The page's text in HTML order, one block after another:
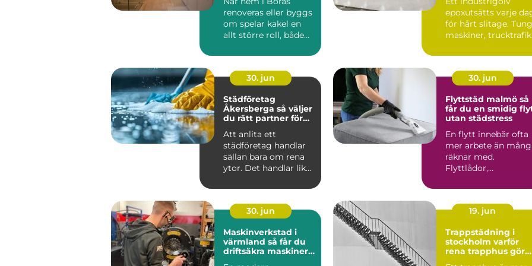
renoveras eller byggs
om spelar kakel en
allt större roll, både
epoxutsätts varje
för hårt slitage.
maskiner,
30. jun
Städföretag
Åkersberga så väljer
du rätt partner för
Att anlita ett
städföretag handlar
sällan bara om rena
ytor. Det handlar lika
ko...
30. jun
Flyttstäd malmö så
får du en smidig
utan städstress
En flytt innebär ofta
mer arbete än
räknar med.
Flyttlådor,
nyckelkvittning
30. jun
Maskinverkstad i
värmland så får du
driftsäkra maskiner
19. jun
Trappstädning i
stockholm varför
rena trapphus gör